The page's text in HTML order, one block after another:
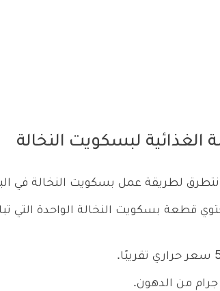
الغذائية لبسكويت النخالة
لطريقة عمل بسكويت النخالة في
قطعة بسكويت النخالة الواحدة التي